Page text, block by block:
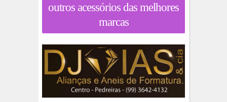
outros acessórios das melhores
marcas